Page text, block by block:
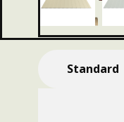
Standard